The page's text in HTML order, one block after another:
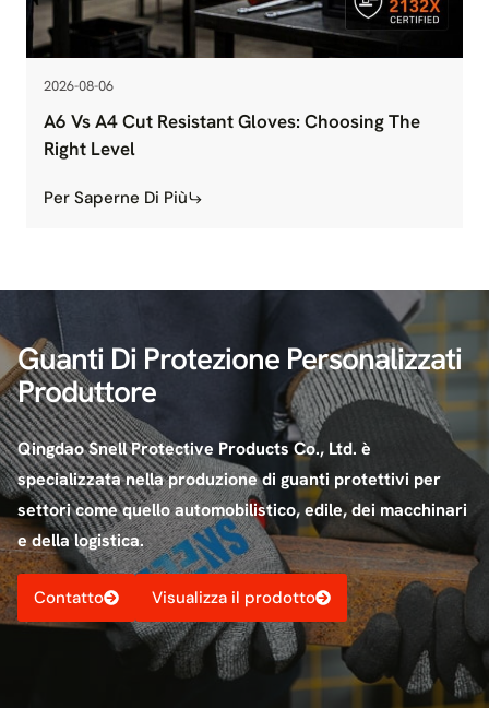
2026-08-06
A6 Vs A4 Cut Resistant Gloves: Choosing The
Right Level
Per Saperne Di Più
Guanti Di Protezione Personalizzati
Produttore
Qingdao Snell Protective Products Co., Ltd. è
specializzata nella produzione di guanti protettivi per
settori come quello automobilistico, edile, dei macchinari
e della logistica.
Contatto Visualizza il prodotto